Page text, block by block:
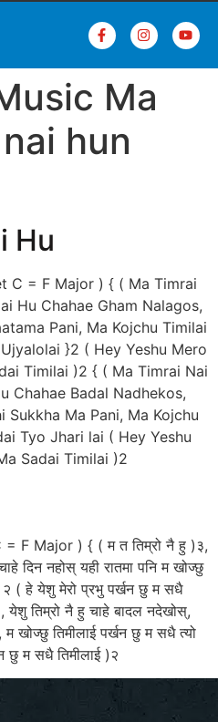
Ma
hun
Hu
C = F Major ) { ( Ma Timrai
Hu Chahae Gham Nalagos,
Pani, Ma Kojchu Timilai
}2 ( Hey Yeshu Mero
Timilai )2 { ( Ma Timrai Nai
Chahae Badal Nadhekos,
Sukkha Ma Pani, Ma Kojchu
Tyo Jhari lai ( Hey Yeshu
Sadai Timilai )2
F Major ) { ( म त तिम्रो नै हु )३,
दिन नहोस् यही रातमा पनि म खोज्छु
२ ( हे येशु मेरो प्रभु पर्खन छु म सधै
येशु तिम्रो नै हु चाहे बादल नदेखोस्,
खोज्छु तिमीलाई पर्खन छु म सधै त्यो
छु म सधै तिमीलाई )२